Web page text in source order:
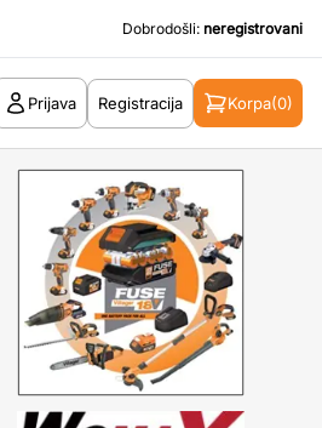
Dobrodošli: neregistrovani
Prijava Registracija Korpa(0)